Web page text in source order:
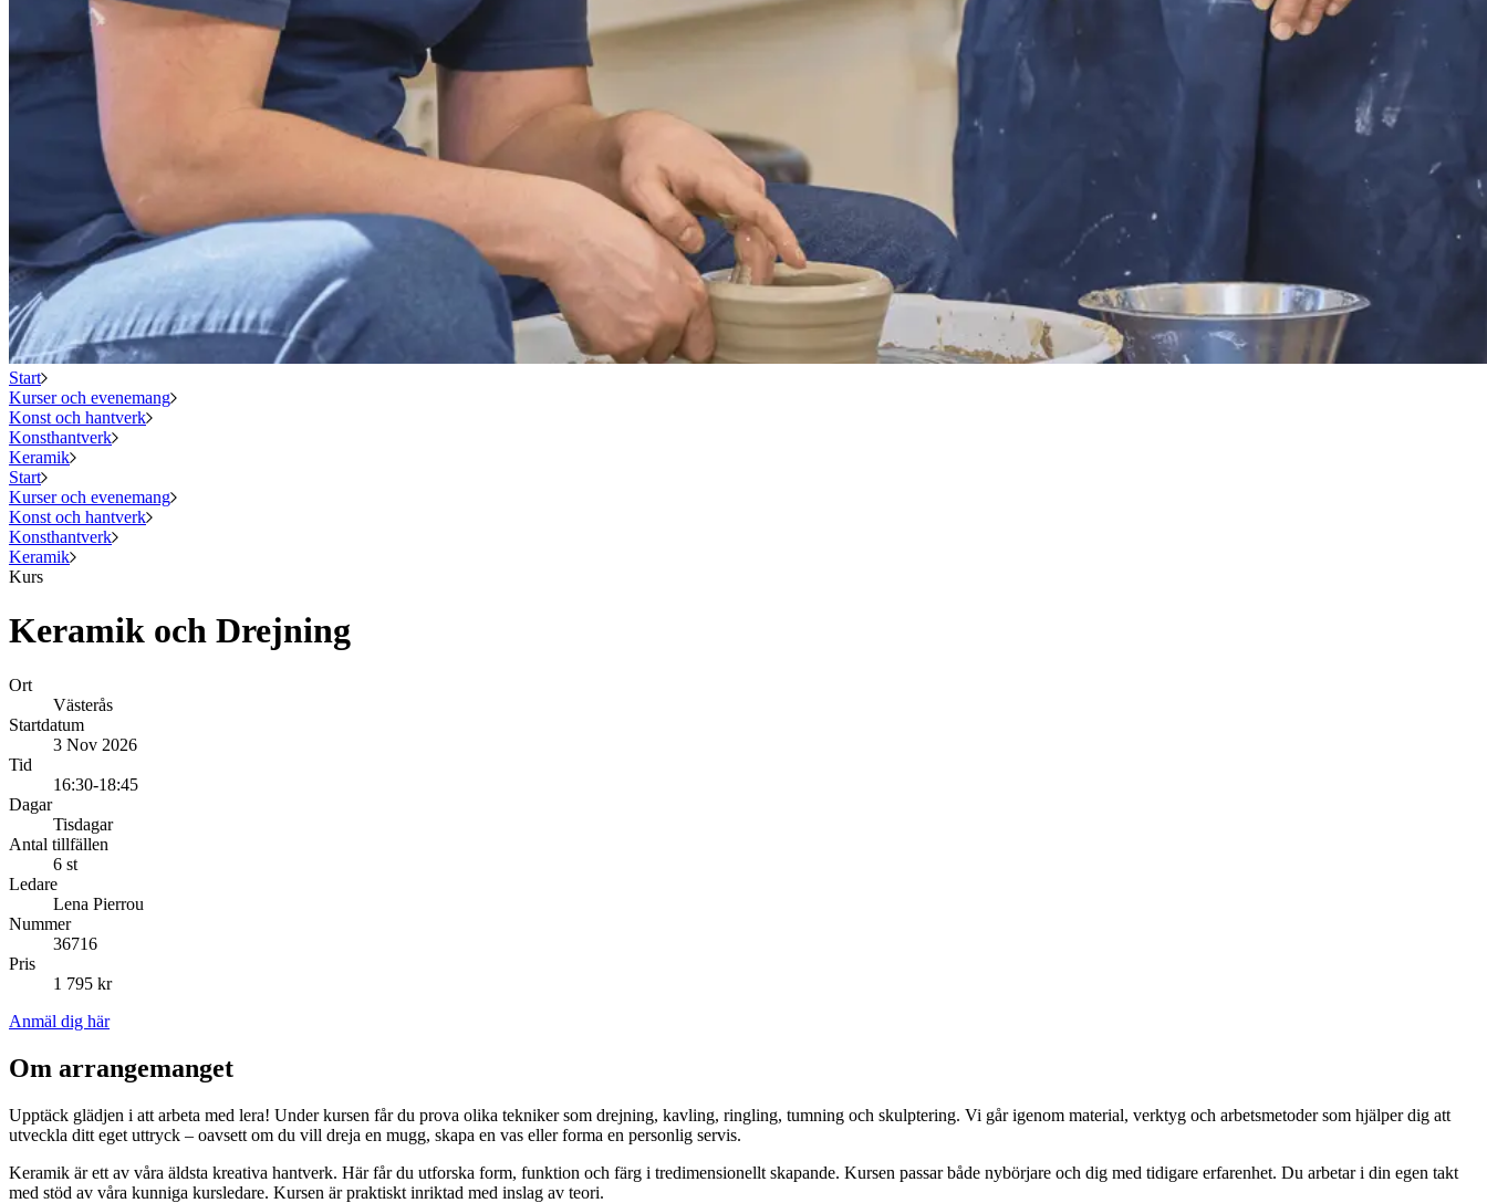
Start
Kurser och evenemang
Konst och hantverk
Konsthantverk
Keramik
Start
Kurser och evenemang
Konst och hantverk
Konsthantverk
Keramik
Kurs
Keramik och Drejning
Ort
Västerås
Startdatum
3 Nov 2026
Tid
16:30-18:45
Dagar
Tisdagar
Antal tillfällen
6 st
Ledare
Lena Pierrou
Nummer
36716
Pris
1 795 kr
Anmäl dig här
Om arrangemanget
Upptäck glädjen i att arbeta med lera! Under kursen får du prova olika tekniker som drejning, kavling, ringling, tumning och skulptering. Vi går igenom material, verktyg och arbetsmetoder som hjälper dig att
utveckla ditt eget uttryck – oavsett om du vill dreja en mugg, skapa en vas eller forma en personlig servis.
Keramik är ett av våra äldsta kreativa hantverk. Här får du utforska form, funktion och färg i tredimensionellt skapande. Kursen passar både nybörjare och dig med tidigare erfarenhet. Du arbetar i din egen takt
med stöd av våra kunniga kursledare. Kursen är praktiskt inriktad med inslag av teori.